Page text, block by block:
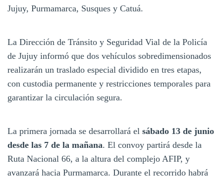
Jujuy, Purmamarca, Susques y Catuá.
La Dirección de Tránsito y Seguridad Vial de la Policía
de Jujuy informó que dos vehículos sobredimensionados
realizarán un traslado especial dividido en tres etapas,
con custodia permanente y restricciones temporales para
garantizar la circulación segura.
La primera jornada se desarrollará el sábado 13 de junio
desde las 7 de la mañana. El convoy partirá desde la
Ruta Nacional 66, a la altura del complejo AFIP, y
avanzará hacia Purmamarca. Durante el recorrido habrá